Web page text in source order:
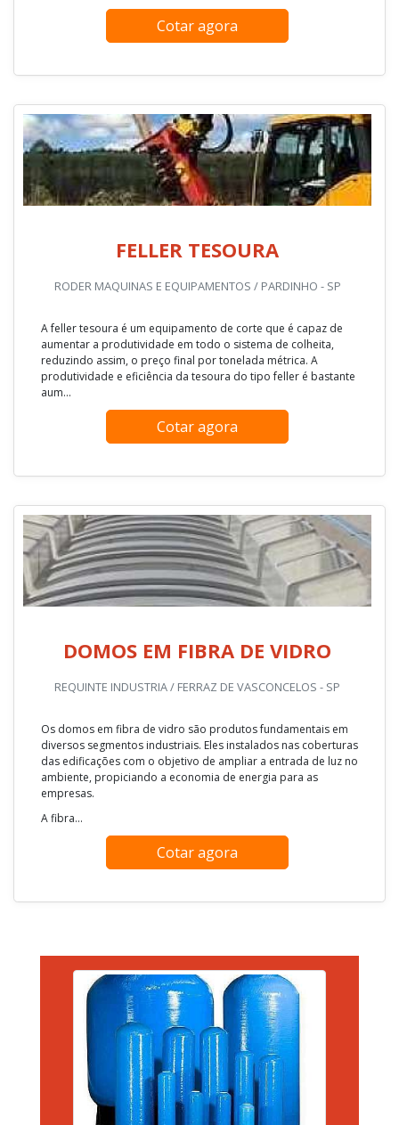
Cotar agora
FELLER TESOURA
RODER MAQUINAS E EQUIPAMENTOS / PARDINHO - SP
A feller tesoura é um equipamento de corte que é capaz de
aumentar a produtividade em todo o sistema de colheita,
reduzindo assim, o preço final por tonelada métrica. A
produtividade e eficiência da tesoura do tipo feller é bastante
aum...
Cotar agora
DOMOS EM FIBRA DE VIDRO
REQUINTE INDUSTRIA / FERRAZ DE VASCONCELOS - SP
Os domos em fibra de vidro são produtos fundamentais em
diversos segmentos industriais. Eles instalados nas coberturas
das edificações com o objetivo de ampliar a entrada de luz no
ambiente, propiciando a economia de energia para as
empresas.
A fibra...
Cotar agora